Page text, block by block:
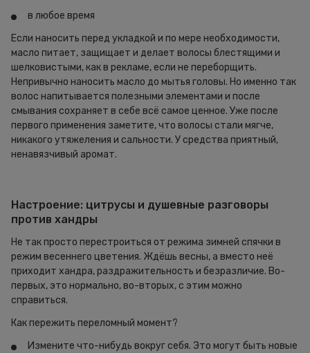
в любое время
Если наносить перед укладкой и по мере необходимости,
масло питает, защищает и делает волосы блестящими и
шелковистыми, как в рекламе, если не переборщить.
Непривычно наносить масло до мытья головы. Но именно так
волос напитывается полезными элементами и после
смывания сохраняет в себе всё самое ценное. Уже после
первого применения заметите, что волосы стали мягче,
никакого утяжеления и сальности. У средства приятный,
ненавязчивый аромат.
Настроение: цитрусы и душевные разговоры
против хандры
Не так просто перестроиться от режима зимней спячки в
режим весеннего цветения. Ждёшь весны, а вместо неё
приходит хандра, раздражительность и безразличие. Во-
первых, это нормально, во-вторых, с этим можно
справиться.
Как пережить переломный момент?
Измените что-нибудь вокруг себя. Это могут быть новые